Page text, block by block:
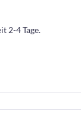
2-4 Tage.